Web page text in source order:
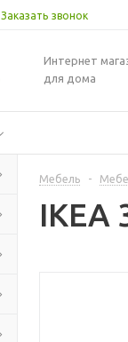
Заказать звонок
Интернет
для дома
Мебель -
IKEA